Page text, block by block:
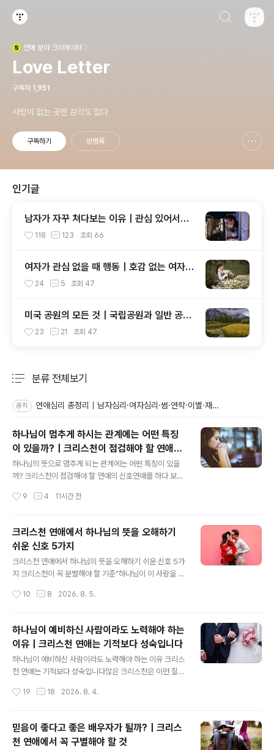
연애 분야 크리에이터
Love Letter
구독자 1,951
사랑이 없는 곳엔 감각도 없다
구독하기 방명록
인기글
남자가 자꾸 쳐다보는 이유｜관심 있어서일
까, 그냥 눈길이 간 걸까?
118 123 조회 66
여자가 관심 없을 때 행동｜호감 없는 여자
신호 완벽 정리
24 5 조회 47
미국 공원의 모든 것｜국립공원과 일반 공원
의 차이, 우리가 지켜야 할 자연
23 21 조회 47
분류 전체보기
공지 연애심리 총정리｜남자심리·여자심리·썸·연락·이별·재회 심리와 크리스천 연애 기준
하나님이 멈추게 하시는 관계에는 어떤 특징
이 있을까?｜크리스천이 점검해야 할 연애의
신호
하나님의 뜻으로 멈추게 되는 관계에는 어떤 특징이 있을
까? 크리스천이 점검해야 할 연애의 신호연애를 하다 보면
의 뜻일까?""아니면 하나님께서 멈추게 하시는 걸까?"관계
막으시는 신호는 아닙니다. 오히려 건강한 관계도 갈등과
오해를 지나며 성숙해집니다.반대로 어떤 관계는 시간이
지날수록 서로를 무너뜨리고, 하나님으로부터 멀어지게 만
드는 방향으로 흘러갑니다. 이런 경우에는 단순히 "시험이
다.오늘은 크리스천이 연애 가운데 분별해야 할 다섯 가지
9 4 11시간 전
크리스천 연애에서 하나님의 뜻을 오해하기
쉬운 신호 5가지
크리스천 연애에서 하나님의 뜻을 오해하기 쉬운 신호 5가
지 크리스천이 꼭 분별해야 할 기준"하나님이 이 사람을 만
하거나 들어본 적이 있을 것입니다.연애를 시작하면 모든
겁고, 기도할수록 확신이 생기며, 우연처럼 보이는 만남까
지 이어지면 '이 사람이 하나님이 예비하신 사람일지도 모
른다'는 생각이 들기도 합니다.하지만 성경은 우리의 감정
만으로 하나님의 뜻을 판단하라고 말씀하지 않습니다.오히
려 시험하고 분별하며(로마서 12:2), 여러 사람의 지혜를
자신이 원하는 결론을 쉽게 사실이라고 믿는 경향이 있다
10 8 2026. 8. 5.
하나님이 예비하신 사람이라도 노력해야 하는
이유｜크리스천 연애는 기적보다 성숙입니다
하나님이 예비하신 사람이라도 노력해야 하는 이유 크리스
천 연애는 기적보다 성숙입니다많은 크리스천은 이런 질문
스럽게 풀리는 것 아닐까?"기도 가운데 만난 사람이라면
어질 것이라고 기대하기도 합니다.하지만 성경은 조금 다
른 모습을 보여 줍니다. 하나님은 만남을 허락하실 뿐 아니
라, 그 관계가 자라도록 우리를 이끌어 가시는 분입니다.그
19 18 2026. 8. 4.
믿음이 좋다고 좋은 배우자가 될까?｜크리스
천 연애에서 꼭 구별해야 할 것